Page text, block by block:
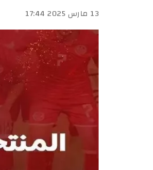
13 مارس 2025 17:44